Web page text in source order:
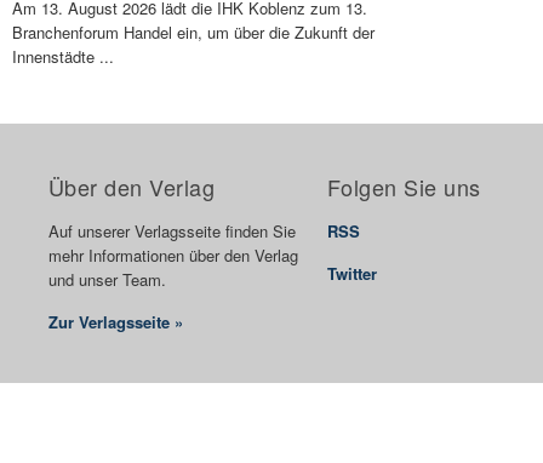
Am 13. August 2026 lädt die IHK Koblenz zum 13.
Branchenforum Handel ein, um über die Zukunft der
Innenstädte ...
Über den Verlag
Auf unserer Verlagsseite finden Sie
mehr Informationen über den Verlag
und unser Team.
Zur Verlagsseite »
Folgen Sie uns
RSS
Twitter